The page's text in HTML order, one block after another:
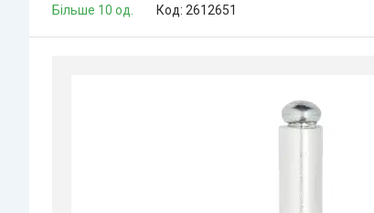
Більше 10 од. Код: 2612651